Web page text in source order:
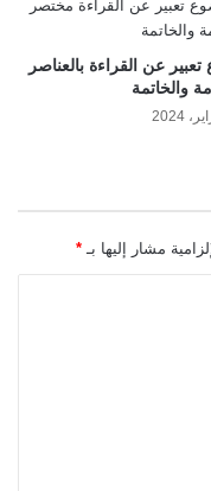
عن القراءة بالعناصر
والخاتمة
مشار إليها بـ *